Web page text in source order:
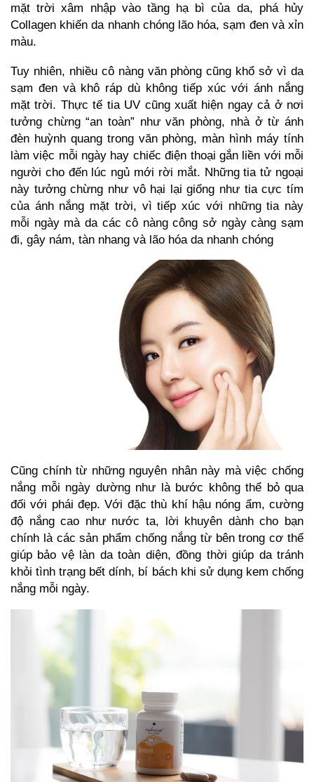
mặt trời xâm nhập vào tầng hạ bì của da, phá hủy
Collagen khiến da nhanh chóng lão hóa, sạm đen và xỉn
màu.
Tuy nhiên, nhiều cô nàng văn phòng cũng khổ sở vì da
sạm đen và khô ráp dù không tiếp xúc với ánh nắng
mặt trời. Thực tế tia UV cũng xuất hiện ngay cả ở nơi
tưởng chừng “an toàn” như văn phòng, nhà ở từ ánh
đèn huỳnh quang trong văn phòng, màn hình máy tính
làm việc mỗi ngày hay chiếc điện thoại gắn liền với mỗi
người cho đến lúc ngủ mới rời mắt. Những tia tử ngoại
này tưởng chừng như vô hại lại giống như tia cực tím
của ánh nắng mặt trời, vì tiếp xúc với những tia này
mỗi ngày mà da các cô nàng công sở ngày càng sạm
đi, gây nám, tàn nhang và lão hóa da nhanh chóng
Cũng chính từ những nguyên nhân này mà việc chống
nắng mỗi ngày dường như là bước không thể bỏ qua
đối với phái đẹp. Với đặc thù khí hậu nóng ẩm, cường
độ nắng cao như nước ta, lời khuyên dành cho bạn
chính là các sản phẩm chống nắng từ bên trong cơ thể
giúp bảo vệ làn da toàn diện, đồng thời giúp da tránh
khỏi tình trạng bết dính, bí bách khi sử dụng kem chống
nắng mỗi ngày.